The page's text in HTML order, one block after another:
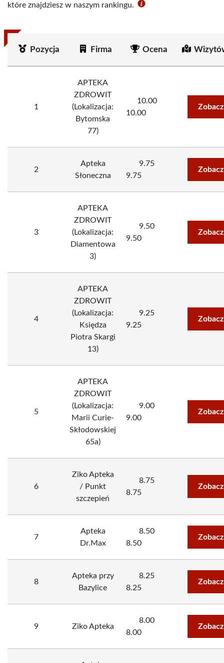
które znajdziesz w naszym rankingu.
Pozycja Firma Ocena
1
APTEKA
ZDROWIT
(Lokalizacja:
Bytomska
77)
10.00
10.00
2
Apteka
Słoneczna
9.75
9.75
3
APTEKA
ZDROWIT
(Lokalizacja:
Diamentowa
3)
9.50
9.50
4
APTEKA
ZDROWIT
(Lokalizacja:
Księdza
Piotra Skargi
13)
9.25
9.25
5
APTEKA
ZDROWIT
(Lokalizacja:
Marii Curie-
Skłodowskiej
65a)
9.00
9.00
6
Ziko Apteka
/ Punkt
szczepień
8.75
8.75
7
Apteka
Dr.Max
8.50
8.50
8
Apteka przy
Bazylice
8.25
8.25
9 Ziko Apteka
8.00
8.00